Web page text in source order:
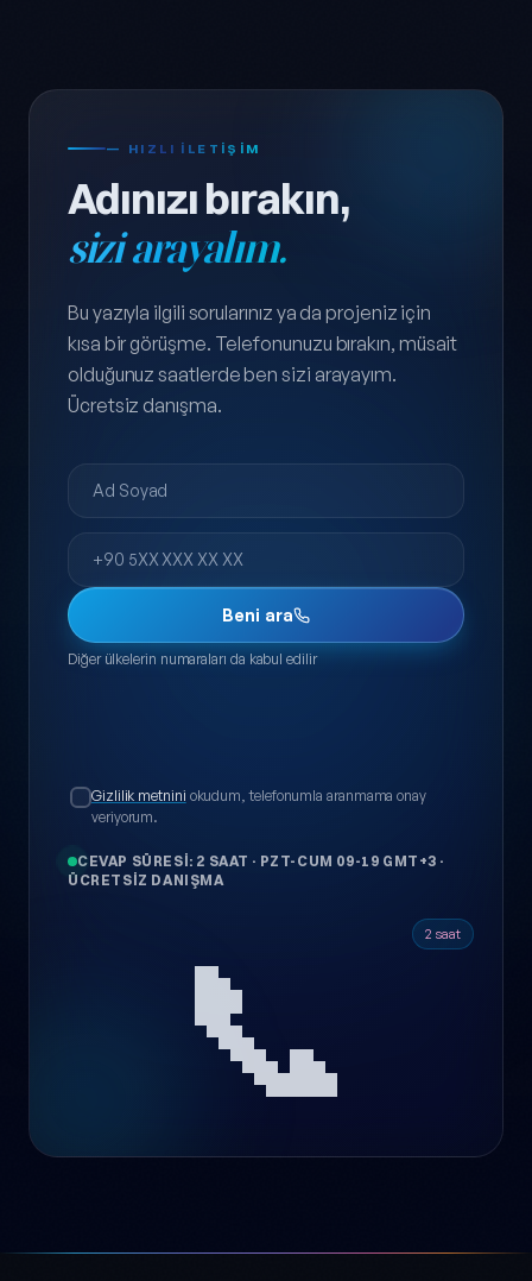
— HIZLI ILETIŞIM
Adınızı bırakın,
sizi arayalım.
Bu yazıyla ilgili sorularınız ya da projeniz için
kısa bir görüşme. Telefonunuzu bırakın, müsait
olduğunuz saatlerde ben sizi arayayım.
Ücretsiz danışma.
Ad Soyad
Telefon
Beni ara
Diğer ülkelerin numaraları da kabul edilir
Gizlilik metnini okudum, telefonumla aranmama onay
veriyorum.
CEVAP SÜRESI: 2 SAAT · PZT-CUM 09-19 GMT+3 ·
ÜCRETSIZ DANIŞMA
📞 2 saat